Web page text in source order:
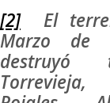
[2]El
Marzo de
destruyó